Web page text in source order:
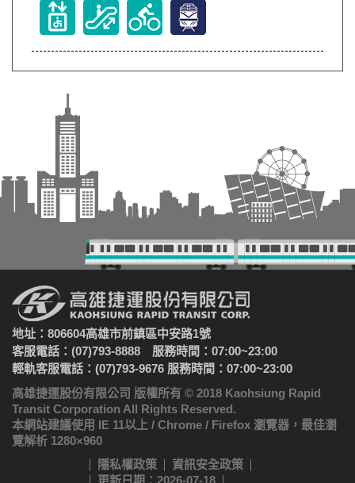
地址：806604高雄市前鎮區中安路1號
客服電話：(07)793-8888 服務時間：07:00~23:00
輕軌客服電話：(07)793-9676 服務時間：07:00~23:00
高雄捷運股份有限公司 版權所有 © 2018 Kaohsiung Rapid
Transit Corporation All Rights Reserved.
本網站建議使用 IE 11以上 / Chrome / Firefox 瀏覽器，最佳瀏
覽解析 1280×960
隱私權政策
資訊安全政策
更新日期：2026-07-18